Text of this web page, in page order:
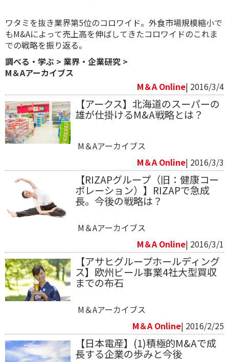
ワタミを抜き業界第5位のコロワイド。外食市場規模縮小で
もM&Aによって売上高を伸ばしてきたコロワイドのこれま
での戦略を振り返る。
調べる・学ぶ > 業界・企業研究 >
M＆Aアーカイブス
M＆A Online| 2016/3/4
【アークス】北海道のスーパーの
雄が仕掛けるM&A戦略とは？
M＆Aアーカイブス
M＆A Online| 2016/3/3
【RIZAPグループ（旧：健康コー
ポレーション）】RIZAPで急成
長。今後の戦略は？
M＆Aアーカイブス
M＆A Online| 2016/3/1
【アサヒグループホールディング
ス】欧州ビール事業4社大型買収
までの布石
M＆Aアーカイブス
M＆A Online| 2016/2/25
【日本電産】(1)積極的M&Aで成
長する企業の歩みと今後